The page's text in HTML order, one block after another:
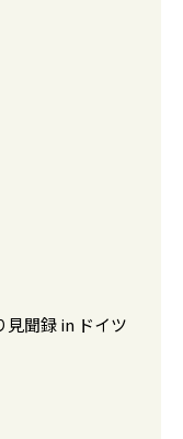
見聞録 in ドイツ